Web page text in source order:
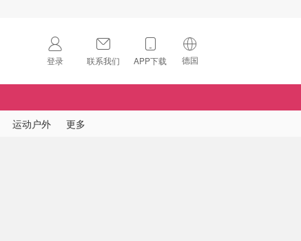
登录 联系我们 APP下载 德国
🇺🇸
运动户外 更多